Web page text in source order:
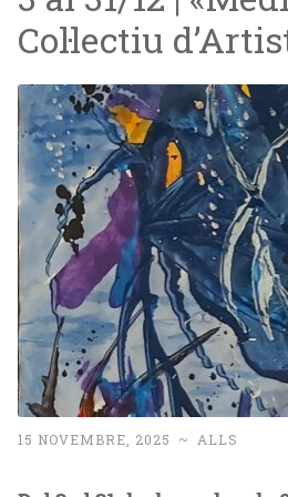
Col·lectiu
15 NOVEMBRE, 2025 ~ ALLS